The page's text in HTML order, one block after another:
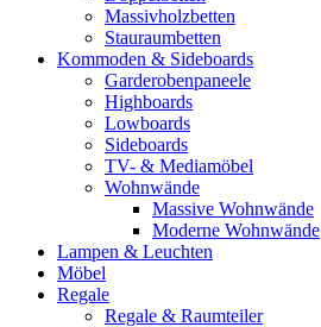
Massivholzbetten
Stauraumbetten
Kommoden & Sideboards
Garderobenpaneele
Highboards
Lowboards
Sideboards
TV- & Mediamöbel
Wohnwände
Massive Wohnwände
Moderne Wohnwände
Lampen & Leuchten
Möbel
Regale
Regale & Raumteiler